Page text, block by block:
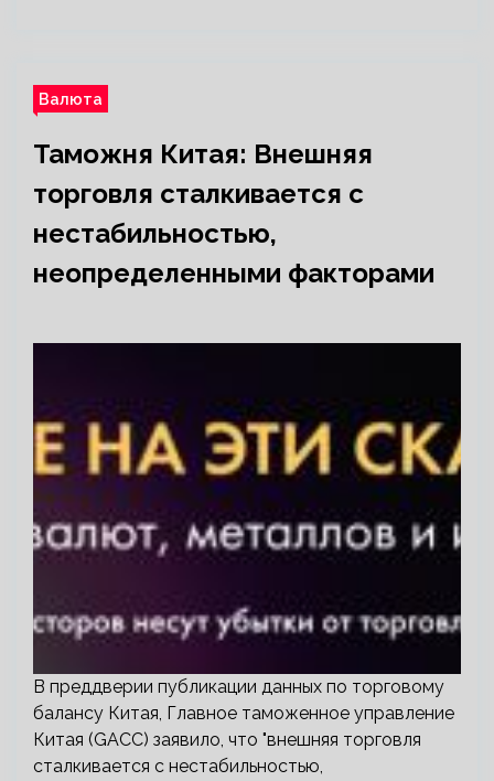
Валюта
Таможня Китая: Внешняя
торговля сталкивается с
нестабильностью,
неопределенными факторами
В преддверии публикации данных по торговому
балансу Китая, Главное таможенное управление
Китая (GACC) заявило, что "внешняя торговля
сталкивается с нестабильностью,